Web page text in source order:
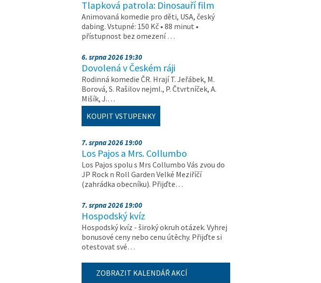
Tlapková patrola: Dinosauří film
Animovaná komedie pro děti, USA, český
dabing. Vstupné: 150 Kč • 88 minut •
přístupnost bez omezení …
6. srpna 2026 19:30
Dovolená v Českém ráji
Rodinná komedie ČR. Hrají T. Jeřábek, M.
Borová, S. Rašilov nejml., P. Čtvrtníček, A.
Mišík, J.…
KOUPIT VSTUPENKY
7. srpna 2026 19:00
Los Pajos a Mrs. Collumbo
Los Pajos spolu s Mrs Collumbo Vás zvou do
JP Rock n Roll Garden Velké Meziříčí
(zahrádka obecníku). Přijďte…
7. srpna 2026 19:00
Hospodský kvíz
Hospodský kvíz - široký okruh otázek. Vyhrej
bonusové ceny nebo cenu útěchy. Přijďte si
otestovat své…
ZOBRAZIT KALENDÁŘ AKCÍ